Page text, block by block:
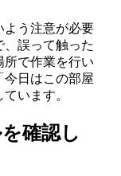
よう注意が必要
誤って触った
所で作業を行い
今日はこの部屋
います。
確認し